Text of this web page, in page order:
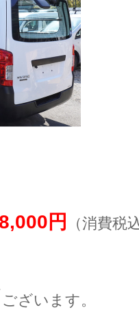
円 （消費税
ざいます。